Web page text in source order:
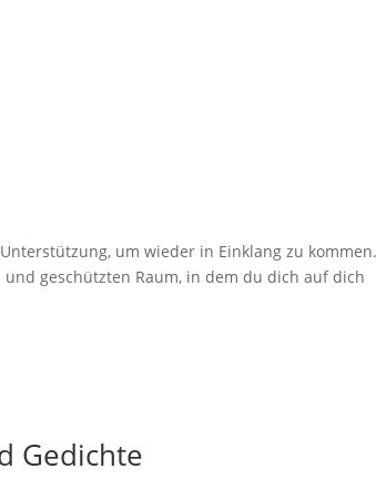
um wieder in Einklang zu
geschützten Raum, in dem du dich auf dich
Gedichte